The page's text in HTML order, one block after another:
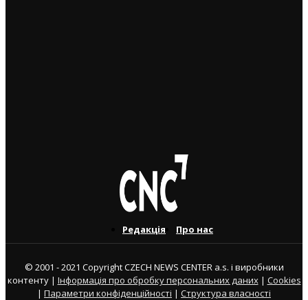
Редакція Про нас
© 2001 - 2021 Copyright CZECH NEWS CENTER a.s. і виробники
контенту | Інформація про обробку персональних даних| Cookies
| Параметри конфіденційності | Структура власності